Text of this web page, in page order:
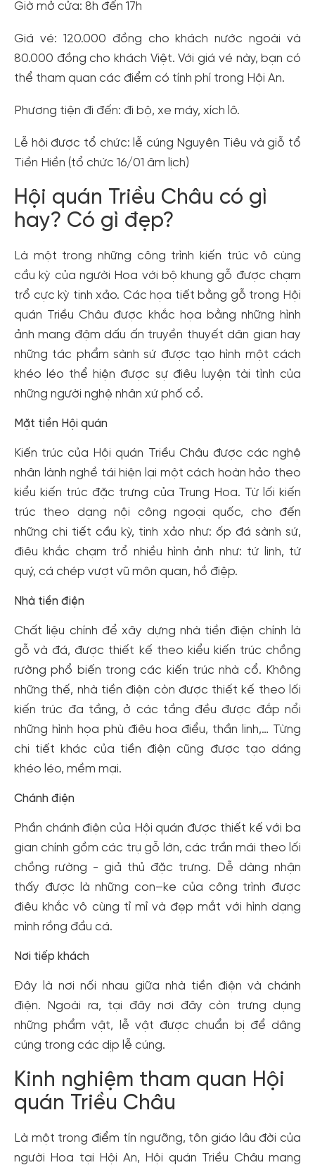
Giờ mở cửa: 8h đến 17h
Giá vé: 120.000 đồng cho khách nước ngoài và
80.000 đồng cho khách Việt. Với giá vé này, bạn có
thể tham quan các điểm có tính phí trong Hội An.
Phương tiện đi đến: đi bộ, xe máy, xích lô.
Lễ hội được tổ chức: lễ cúng Nguyên Tiêu và giỗ tổ
Tiền Hiền (tổ chức 16/01 âm lịch)
Hội quán Triều Châu có gì
hay? Có gì đẹp?
Là một trong những công trình kiến trúc vô cùng
cầu kỳ của người Hoa với bộ khung gỗ được chạm
trổ cực kỳ tinh xảo. Các họa tiết bằng gỗ trong Hội
quán Triều Châu được khắc họa bằng những hình
ảnh mang đậm dấu ấn truyền thuyết dân gian hay
những tác phẩm sành sứ được tạo hình một cách
khéo léo thể hiện được sự điêu luyện tài tình của
những người nghệ nhân xứ phố cổ.
Mặt tiền Hội quán
Kiến trúc của Hội quán Triều Châu được các nghệ
nhân lành nghề tái hiện lại một cách hoàn hảo theo
kiểu kiến trúc đặc trưng của Trung Hoa. Từ lối kiến
trúc theo dạng nội công ngoại quốc, cho đến
những chi tiết cầu kỳ, tinh xảo như: ốp đá sành sứ,
điêu khắc chạm trổ nhiều hình ảnh như: tứ linh, tứ
quý, cá chép vượt vũ môn quan, hồ điệp.
Nhà tiền điện
Chất liệu chính để xây dựng nhà tiền điện chính là
gỗ và đá, được thiết kế theo kiểu kiến trúc chồng
rường phổ biến trong các kiến trúc nhà cổ. Không
những thế, nhà tiền điện còn được thiết kế theo lối
kiến trúc đa tầng, ở các tầng đều được đắp nổi
những hình họa phù điêu hoa điểu, thần linh,… Từng
chi tiết khác của tiền điện cũng được tạo dáng
khéo léo, mềm mại.
Chánh điện
Phần chánh điện của Hội quán được thiết kế với ba
gian chính gồm các trụ gỗ lớn, các trần mái theo lối
chồng rường - giả thủ đặc trưng. Dễ dàng nhận
thấy được là những con–ke của công trình được
điêu khắc vô cùng tỉ mỉ và đẹp mắt với hình dạng
mình rồng đầu cá.
Nơi tiếp khách
Đây là nơi nối nhau giữa nhà tiền điện và chánh
điện. Ngoài ra, tại đây nơi đây còn trưng dụng
những phẩm vật, lễ vật được chuẩn bị để dâng
cúng trong các dịp lễ cúng.
Kinh nghiệm tham quan Hội
quán Triều Châu
Là một trong điểm tín ngưỡng, tôn giáo lâu đời của
người Hoa tại Hội An, Hội quán Triều Châu mang